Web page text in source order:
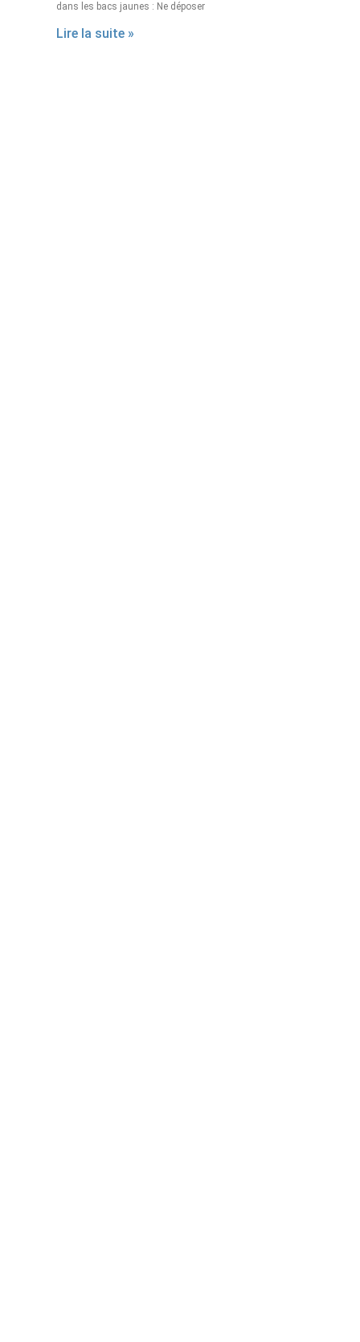
dans les bacs jaunes : Ne déposer
Lire la suite »